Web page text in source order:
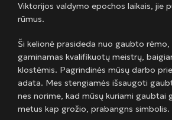
Viktorijos valdymo epochos laikais, jie
rūmus.
Ši kelionė prasideda nuo gaubto rėmo,
gaminamas kvalifikuotų meistrų,
klostėmis. Pagrindinės mūsų darbo
adata. Mes stengiamės išsaugoti
nes norime, kad mūsų kuriami gaubtai
metus kap grožio, prabangns simbolis.